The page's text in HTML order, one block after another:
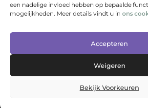
een nadelige invloed hebben op bepaalde
mogelijkheden. Meer details vindt u in ons
Accepteren
Weigeren
Bekijk Voorkeuren
Main Links
Bericht categorie